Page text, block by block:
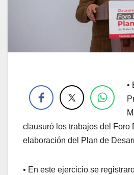
•
clausuró los trabajos del Foro
elaboración del Plan de
• En este ejercicio se